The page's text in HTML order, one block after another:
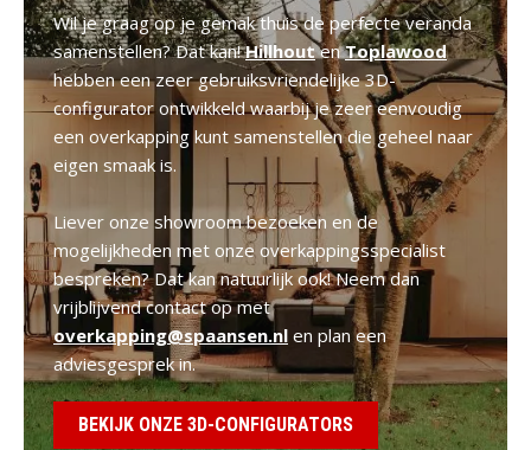
Wil je graag op je gemak thuis de perfecte veranda
samenstellen? Dat kan!HillhoutenToplawood
hebben een zeer gebruiksvriendelijke 3D-
configurator ontwikkeld waarbij je zeer eenvoudig
een overkapping kunt samenstellen die geheel naar
eigen smaak is.
Liever onze showroom bezoeken en de
mogelijkheden met onze overkappingsspecialist
bespreken? Dat kan natuurlijk ook! Neem dan
vrijblijvend contact op met
overkapping@spaansen.nl en plan een
adviesgesprek in.
BEKIJK ONZE 3D-CONFIGURATORS